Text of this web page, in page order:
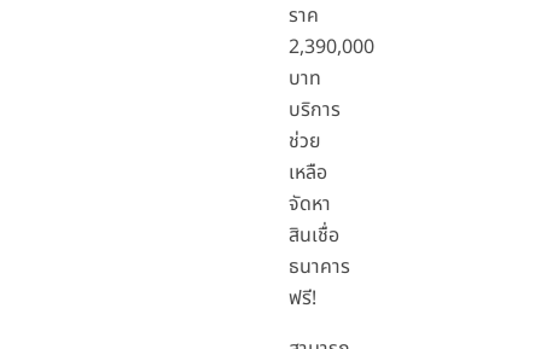
ราค
2,390,000
บาท
บริการ
ช่วย
เหลือ
จัดหา
สินเชื่อ
ธนาคาร
ฟรี!